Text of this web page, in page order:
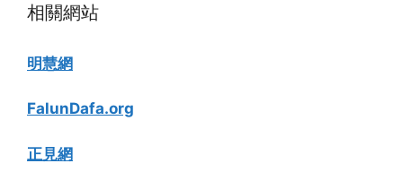
相關網站
明慧網
FalunDafa.org
正見網